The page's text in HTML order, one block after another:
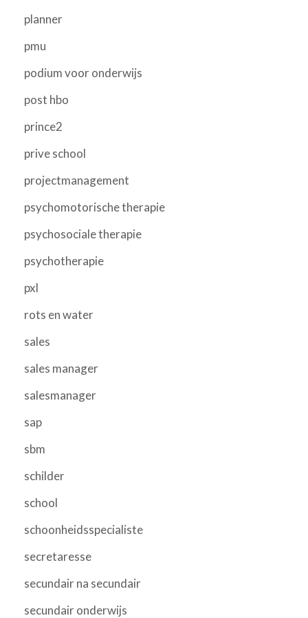
planner
pmu
podium voor onderwijs
post hbo
prince2
prive school
projectmanagement
psychomotorische therapie
psychosociale therapie
psychotherapie
pxl
rots en water
sales
sales manager
salesmanager
sap
sbm
schilder
school
schoonheidsspecialiste
secretaresse
secundair na secundair
secundair onderwijs